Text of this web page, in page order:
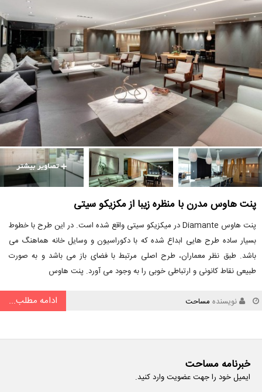
پنت هاوس مدرن با منظره زیبا از مکزیکو سیتی
پنت هاوس Diamante در میکزیکو سیتی واقع شده است. در این طرح با خطوط
بسیار ساده طرح هایی ابداع شده که با دکوراسیون و وسایل خانه هماهنگ می
باشد. طبق نظر معماران، طرح اصلی مرتبط با فضای باز می باشد و به صورت
طبیعی نقاط کانونی و ارتباطی خوبی را به وجود می آورد. پنت هاوس
نویسنده مساحت ادامه مطلب...
خبرنامه مساحت
ایمیل خود را جهت عضویت وارد کنید.